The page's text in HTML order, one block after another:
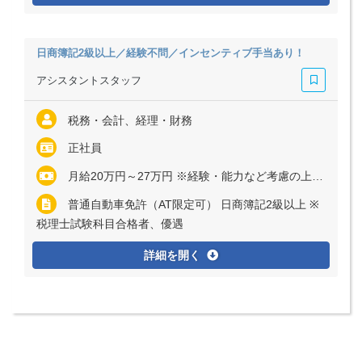
日商簿記2級以上／経験不問／インセンティブ手当あり！
アシスタントスタッフ
税務・会計、経理・財務
正社員
月給20万円～27万円 ※経験・能力など考慮の上、決定いたします ※残業代は全額支給
普通自動車免許（AT限定可） 日商簿記2級以上 ※
税理士試験科目合格者、優遇
詳細を開く